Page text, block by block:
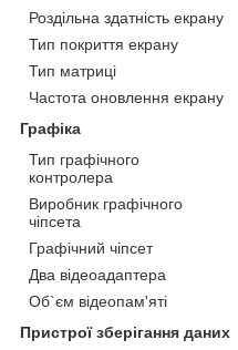
Роздільна здатність екрану
Тип покриття екрану
Тип матриці
Частота оновлення екрану
Графіка
Тип графічного
контролера
Виробник графічного
чіпсета
Графічний чіпсет
Два відеоадаптера
Об`єм відеопам'яті
Пристрої зберігання даних